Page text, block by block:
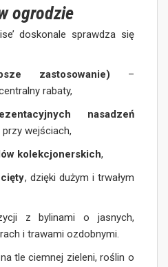
ogrodzie
doskonale sprawdza się
zastosowanie) –
rabaty,
nasadzeń
wejściach,
kolekcjonerskich,
, dzięki dużym i trwałym
z bylinami o jasnych,
i trawami ozdobnymi.
tle ciemnej zieleni, roślin o